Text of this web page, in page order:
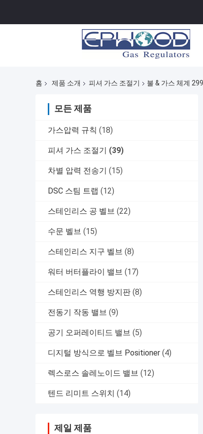
홈 제품 소개 피셔 가스 조절기 불 & 가스 체계
모든 제품
가스압력 규칙 (18)
피셔 가스 조절기 (39)
차별 압력 전송기 (15)
DSC 스팀 트랩 (12)
스테인리스 공 벨브 (22)
수문 벨브 (15)
스테인리스 지구 벨브 (8)
워터 버터플라이 밸브 (17)
스테인리스 역행 방지판 (8)
전동기 작동 밸브 (9)
공기 오퍼레이티드 밸브 (5)
디지털 방식으로 벨브 Positioner (4)
렉스로스 솔레노이드 밸브 (12)
텐드 리미트 스위치 (14)
제일 제품